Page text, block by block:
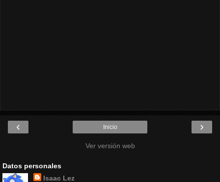
‹ ›
Inicio
Ver versión web
Datos personales
Isaac Lez